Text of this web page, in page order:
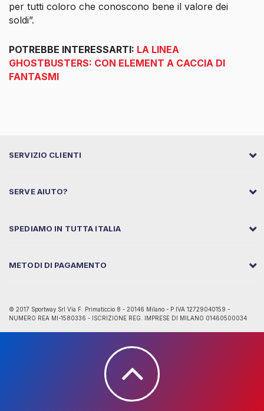
per tutti coloro che conoscono bene il valore dei
soldi”.
POTREBBE INTERESSARTI: LA LINEA
GHOSTBUSTERS: CON ELEMENT A CACCIA DI
FANTASMI
SERVIZIO CLIENTI
SERVE AIUTO?
SPEDIAMO IN TUTTA ITALIA
METODI DI PAGAMENTO
© 2017 Sportway Srl Via F. Primaticcio 8 - 20146 Milano - P.IVA 12729040159 -
NUMERO REA MI-1580336 - ISCRIZIONE REG. IMPRESE DI MILANO 01460500034